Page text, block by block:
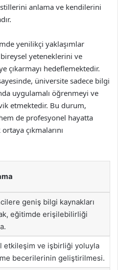
anlama ve kendilerini
yenilikçi yaklaşımlar
yeteneklerini ve
çıkarmayı hedeflemektedir.
üniversite sadece bilgi
uygulamalı öğrenmeyi ve
etmektedir. Bu durum,
de profesyonel hayatta
çıkmalarını
geniş bilgi kaynakları
eğitimde erişilebilirliği
etkileşim ve işbirliği yoluyla
becerilerinin geliştirilmesi.